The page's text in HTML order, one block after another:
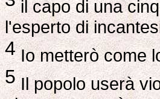
il capo di una
l'esperto di
4Io metterò come
5Il popolo userà